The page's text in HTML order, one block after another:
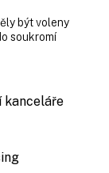
být voleny
soukromí
kanceláře